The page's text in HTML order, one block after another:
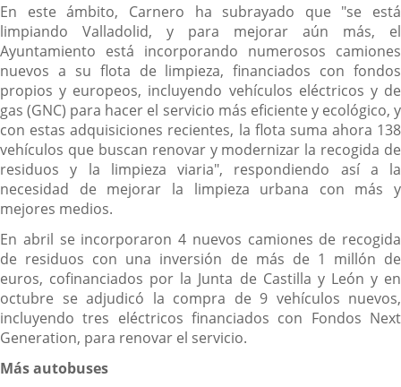
En este ámbito, Carnero ha subrayado que "se está
limpiando Valladolid, y para mejorar aún más, el
Ayuntamiento está incorporando numerosos camiones
nuevos a su flota de limpieza, financiados con fondos
propios y europeos, incluyendo vehículos eléctricos y de
gas (GNC) para hacer el servicio más eficiente y ecológico, y
con estas adquisiciones recientes, la flota suma ahora 138
vehículos que buscan renovar y modernizar la recogida de
residuos y la limpieza viaria", respondiendo así a la
necesidad de mejorar la limpieza urbana con más y
mejores medios.
En abril se incorporaron 4 nuevos camiones de recogida
de residuos con una inversión de más de 1 millón de
euros, cofinanciados por la Junta de Castilla y León y en
octubre se adjudicó la compra de 9 vehículos nuevos,
incluyendo tres eléctricos financiados con Fondos Next
Generation, para renovar el servicio.
Más autobuses